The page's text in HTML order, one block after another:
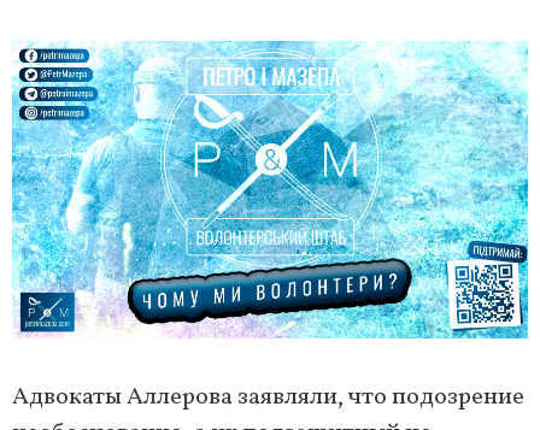
Адвокаты Аллерова заявляли, что подозрение